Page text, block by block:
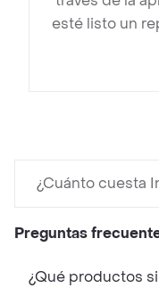
esté listo un
¿Cuánto cuesta
Preguntas
¿Qué productos